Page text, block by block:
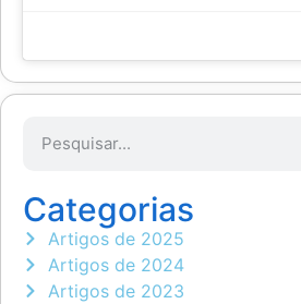
Categorias
Artigos de 2025
Artigos de 2024
Artigos de 2023